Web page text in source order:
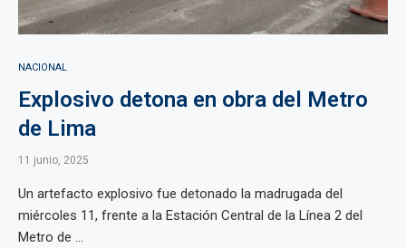
NACIONAL
Explosivo detona en obra del Metro
de Lima
11 junio, 2025
Un artefacto explosivo fue detonado la madrugada del
miércoles 11, frente a la Estación Central de la Línea 2 del
Metro de ...